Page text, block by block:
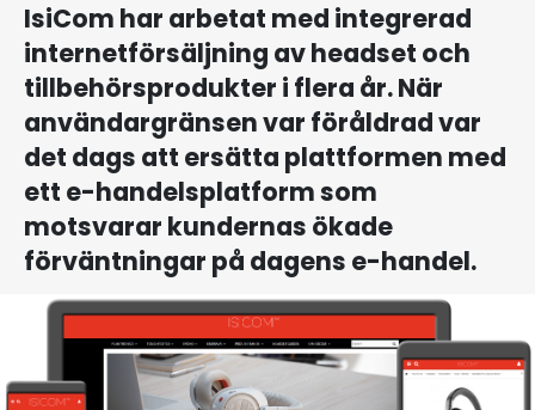
IsiCom har arbetat med integrerad
internetförsäljning av headset och
tillbehörsprodukter i flera år. När
användargränsen var föråldrad var
det dags att ersätta plattformen med
ett e-handelsplatform som
motsvarar kundernas ökade
förväntningar på dagens e-handel.